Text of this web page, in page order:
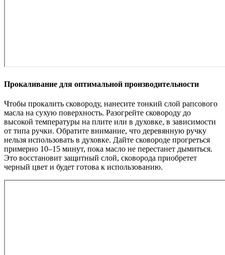
Прокаливание для оптимальной производительности
Чтобы прокалить сковороду, нанесите тонкий слой рапсового
масла на сухую поверхность. Разогрейте сковороду до
высокой температуры на плите или в духовке, в зависимости
от типа ручки. Обратите внимание, что деревянную ручку
нельзя использовать в духовке. Дайте сковороде прогреться
примерно 10–15 минут, пока масло не перестанет дымиться.
Это восстановит защитный слой, сковорода приобретет
черный цвет и будет готова к использованию.